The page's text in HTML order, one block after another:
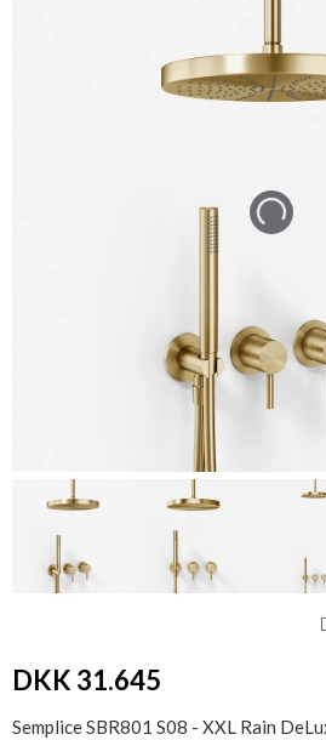
DKK 31.645
Semplice SBR801 S08 - XXL Rain